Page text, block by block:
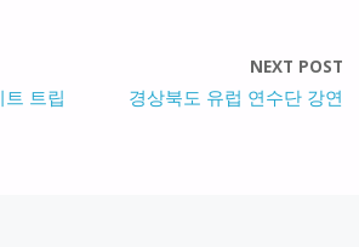
트립
NEXT POST
경상북도 유럽 연수단 강연